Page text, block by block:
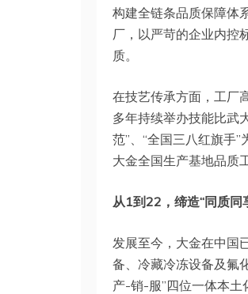
构建全链条品质保障体
厂，以严苛的企业内控
质。
在技艺传承方面，工厂
多年持续举办技能比武
范”、“全国三八红旗手
大金全国生产基地品质
从1到22，缔造“同质同
发展至今，大金在中国
备、冷藏冷冻设备及氟
产-销-服”四位一体本